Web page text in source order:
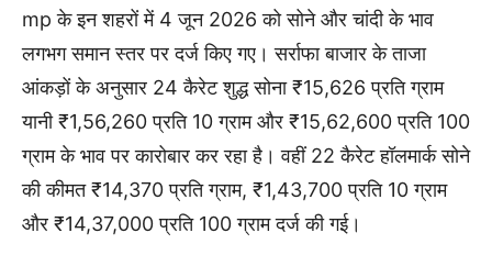
mp के इन शहरों में 4 जून 2026 को सोने और चांदी के भाव
लगभग समान स्तर पर दर्ज किए गए। सर्राफा बाजार के ताजा
आंकड़ों के अनुसार 24 कैरेट शुद्ध सोना ₹15,626 प्रति ग्राम
यानी ₹1,56,260 प्रति 10 ग्राम और ₹15,62,600 प्रति 100
ग्राम के भाव पर कारोबार कर रहा है। वहीं 22 कैरेट हॉलमार्क सोने
की कीमत ₹14,370 प्रति ग्राम, ₹1,43,700 प्रति 10 ग्राम
और ₹14,37,000 प्रति 100 ग्राम दर्ज की गई।